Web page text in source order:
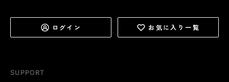
SUPPORT
ログイン お気に入り一覧